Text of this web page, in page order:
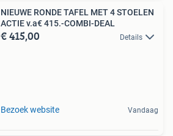
NIEUWE RONDE TAFEL MET 4 STOELEN
ACTIE v.a€ 415.-COMBI-DEAL
€ 415,00 Details
Bezoek website Vandaag